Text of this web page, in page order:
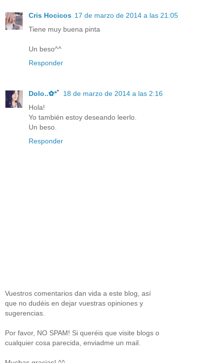
Cris Hocicos 17 de marzo de 2014 a las 21:05
Tiene muy buena pinta
Un beso^^
Responder
Dolo..✿*ﾟ 18 de marzo de 2014 a las 2:16
Hola!
Yo también estoy deseando leerlo.
Un beso.
Responder
Vuestros comentarios dan vida a este blog, así
que no dudéis en dejar vuestras opiniones y
sugerencias.
Por favor, NO SPAM! Si queréis que visite blogs o
cualquier cosa parecida, enviadme un mail.